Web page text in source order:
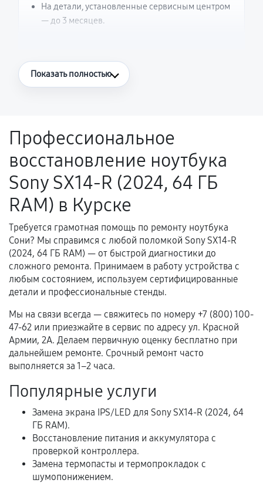
На детали, установленные сервисным центром
— до 3 месяцев.
Что считается гарантийным случаем
Поломка установленной детали при
нормальной эксплуатации в течение
гарантийного срока.
Несоответствие комплектующей заявленным
техническим характеристикам.
Документы для подтверждения
гарантии
Гарантийный талон.
Акт выполненных работ с датой, перечнем
услуг и сроком гарантии.
Документы на установленные комплектующие
и кассовый чек.
Расширенная гарантия
В некоторых случаях возможно оформление
расширенной гарантии. Стоимость, сроки и
условия продления согласовываются отдельно и
фиксируются в документах.
Показать полностью
Профессиональное
восстановление ноутбука
Sony SX14-R (2024, 64 ГБ
RAM) в Курске
Требуется грамотная помощь по ремонту ноутбука
Сони? Мы справимся с любой поломкой Sony SX14-R
(2024, 64 ГБ RAM) — от быстрой диагностики до
сложного ремонта. Принимаем в работу устройства с
любым состоянием, используем сертифицированные
детали и профессиональные стенды.
Мы на связи всегда — свяжитесь по номеру +7 (800) 100-
47-62 или приезжайте в сервис по адресу ул. Красной
Армии, 2А. Делаем первичную оценку бесплатно при
дальнейшем ремонте. Срочный ремонт часто
выполняется за 1–2 часа.
Популярные услуги
Замена экрана IPS/LED для Sony SX14-R (2024, 64
ГБ RAM).
Восстановление питания и аккумулятора с
проверкой контроллера.
Замена термопасты и термопрокладок с
шумопонижением.